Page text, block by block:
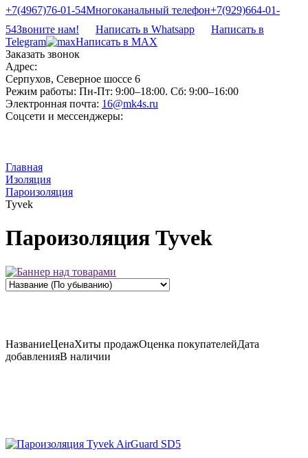
+7(4967)76-01-54Многоканальный телефон+7(929)664-01-
54Звоните нам! Написать в Whatsapp
Написать в
Telegram
Написать в MAX
Заказать звонок
Адрес:
Серпухов, Северное шоссе 6
Режим работы: Пн-Пт: 9:00–18:00. Сб: 9:00–16:00
Электронная почта: 16@mk4s.ru
Соцсети и мессенджеры:
Главная
Изоляция
Пароизоляция
Tyvek
Пароизоляция Tyvek
НазваниеЦенаХиты продажОценка покупателейДата
добавленияВ наличии